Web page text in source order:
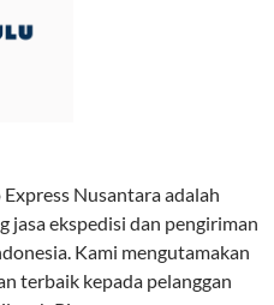
Nusantara adalah
jasa ekspedisi dan pengiriman
Kami mengutamakan
terbaik kepada pelanggan